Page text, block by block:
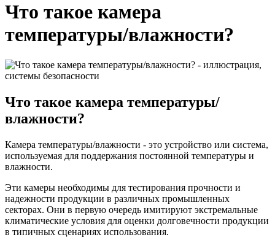
Что такое камера
температуры/влажности?
Что такое камера температуры/
влажности?
Камера температуры/влажности - это устройство или система,
используемая для поддержания постоянной температуры и
влажности.
Эти камеры необходимы для тестирования прочности и
надежности продукции в различных промышленных
секторах. Они в первую очередь имитируют экстремальные
климатические условия для оценки долговечности продукции
в типичных сценариях использования.